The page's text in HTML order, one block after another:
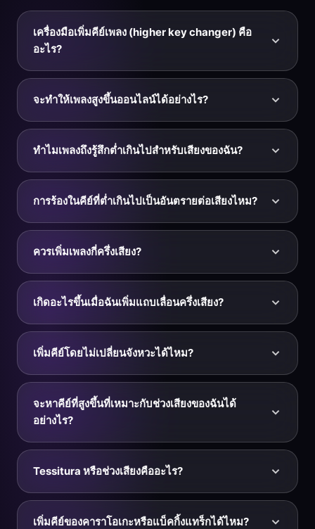
เครื่องมือเพิ่มคีย์เพลง (higher key changer) คือ
อะไร?
เครื่องมือเพิ่มคีย์เพลงคือเครื่องมือออนไลน์ที่ยกเพลงขึ้นไปยัง
คีย์ดนตรีที่สูงขึ้นโดยเลื่อนระดับเสียงขึ้นทีละครึ่งเสียง —
โดยไม่เปลี่ยนจังหวะหรือความเร็ว เมื่อเพลงต่ำเกินไป
สำหรับเสียงของคุณ การเพิ่มแถบเลื่อนครึ่งเสียง — สูงสุดที่
จะทำให้เพลงสูงขึ้นออนไลน์ได้อย่างไร?
อัปโหลดไฟล์ MP3, WAV, M4A หรือ MP4 ของคุณไปยัง
KeyPitch จากนั้นเพิ่มแถบเลื่อนครึ่งเสียง — +1, +2, +3 ไป
เรื่อย ๆ จนถึงสูงสุด +12 — พรีวิวผลลัพธ์ แล้วคลิก
ดาวน์โหลด ไฟล์คีย์สูงของคุณจะเปิดใน KeyPitch Audio
ทำไมเพลงถึงรู้สึกต่ำเกินไปสำหรับเสียงของฉัน?
เพลงถูกบันทึกในคีย์ที่เหมาะกับเสียงของศิลปินต้นฉบับ —
ไม่ใช่เสียงของคุณ ถ้าท่อนเวิร์สอยู่ต่ำกว่าช่วงที่สบายของ
การเพิ่มคีย์จะยกทำนองทั้งหมดขึ้นเพื่อให้ทุกโน้ตตกอยู่ในจุด
การร้องในคีย์ที่ต่ำเกินไปเป็นอันตรายต่อเสียงไหม?
การร้องต่ำเกินไปแทบไม่ทำให้เจ็บ แต่ทำให้คุณเสียเปรียบ:
โน้ตต่ำสุดสูญเสียความดังและโทนเสียง คุณไม่สามารถส่ง
ครูสอนร้องเพลงแนะนำให้เพิ่มคีย์แทนการกดเสียงลง เพลง
ที่เพิ่มขึ้น 2–3 ครึ่งเสียงมักปลดล็อกเสียงที่เต็มและกังวาน
ของคุณ
ควรเพิ่มเพลงกี่ครึ่งเสียง?
เริ่มที่ +1 หรือ +2 แล้วพรีวิวส่วนที่ต่ำที่สุดของเพลง — มัก
เป็นท่อนเวิร์ส ถ้ายังรู้สึกอ่อนแรง ให้ขึ้นอีกหนึ่งขั้น นักร้อง
คือ +12 — หนึ่งออกเทฟเต็ม — ซึ่งมักฟังเป็นธรรมชาติกว่า
เกิดอะไรขึ้นเมื่อฉันเพิ่มแถบเลื่อนครึ่งเสียง?
ทุกโน้ตในเพลงจะเลื่อนขึ้นตามจำนวนครึ่งเสียงนั้น ทำให้
ทั้งเพลงอยู่ในคีย์ที่สูงขึ้น ที่ +2 เพลงในคีย์ C เมเจอร์จะกลาย
ขึ้นหนึ่งออกเทฟเต็ม ทำนอง คอร์ด และอารมณ์ยังคงเหมือน
เดิม — เพลงเพียงสูงขึ้นและเข้ากับช่วงเสียงของคุณ
เพิ่มคีย์โดยไม่เปลี่ยนจังหวะได้ไหม?
ได้ KeyPitch ใช้อัลกอริทึม time-stretching
(SoundTouch) เพื่อเพิ่มคีย์โดยคงจังหวะและความยาวเดิม
ไว้ เพลงเล่นที่ความเร็วเท่าเดิมทุกประการ — มีเพียงคีย์
เท่านั้นที่สูงขึ้น
จะหาคีย์ที่สูงขึ้นที่เหมาะกับช่วงเสียงของฉันได้
อย่างไร?
ร้องตามต้นฉบับแล้วสังเกตว่าเสียงของคุณจางลงตรงไหน
— มักเป็นโน้ตต่ำสุดของท่อนเวิร์ส เพิ่มเพลงขึ้น 1 ครึ่งเสียง
ที่ใช่คือคีย์ที่คุณร้องส่วนที่เบาที่สุดของเพลงได้อย่างมีพลัง
Tessitura หรือช่วงเสียงคืออะไร?
ช่วงเสียงของคุณคือทุกโน้ตที่คุณเปล่งได้จริง ส่วน tessitura
คือโซนที่แคบกว่าซึ่งเสียงของคุณฟังเต็มและรู้สึกง่ายดาย
เพิ่มคีย์ของคาราโอเกะหรือแบ็คกิ้งแทร็กได้ไหม?